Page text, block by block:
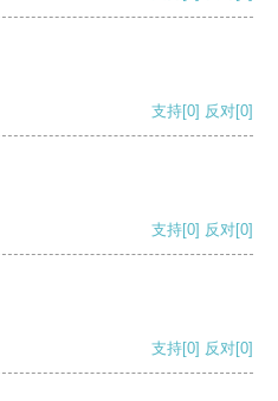
支持[0] 反对[0]
支持[0] 反对[0]
支持[0] 反对[0]